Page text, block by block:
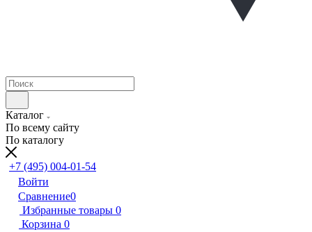
Каталог
По всему сайту
По каталогу
+7 (495) 004-01-54
Войти
Сравнение0
Избранные товары 0
Корзина 0